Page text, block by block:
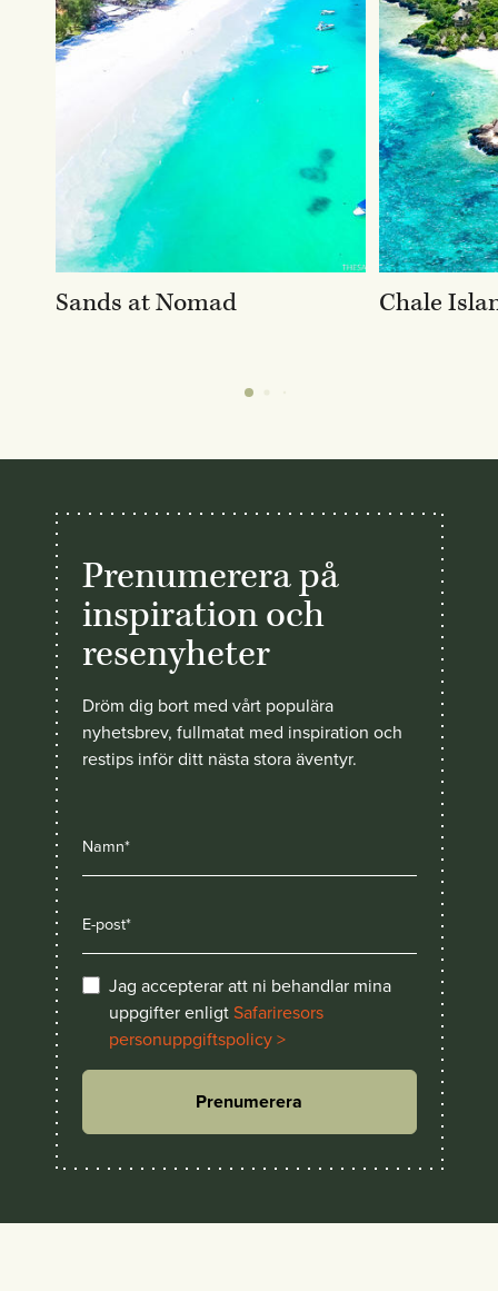
Sands at Nomad Chale
Prenumerera på
inspiration och
resenyheter
Dröm dig bort med vårt populära
nyhetsbrev, fullmatat med inspiration och
restips inför ditt nästa stora äventyr.
Jag accepterar att ni behandlar mina
uppgifter enligtSafariresors
personuppgiftspolicy >
Prenumerera